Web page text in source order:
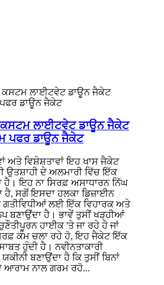
ਲਾਈਟਵੇਟ ਡਾਊਨ ਜੈਕੇਟ
ਪਫਰ ਡਾਊਨ ਜੈਕੇਟ
ਅਤੇ ਵਿਸ਼ੇਸ਼ਤਾਵਾਂ ਇਹ ਖਾਸ ਜੈਕੇਟ
ਉਤਸ਼ਾਹੀ ਦੇ ਅਲਮਾਰੀ ਵਿੱਚ ਇੱਕ
ਹੈ। ਇਹ ਨਾ ਸਿਰਫ਼ ਅਸਾਧਾਰਨ ਨਿੱਘ
ਹੈ, ਸਗੋਂ ਇਸਦਾ ਹਲਕਾ ਡਿਜ਼ਾਈਨ
ਲਈ ਇੱਕ ਵਿਹਾਰਕ ਅਤੇ
ਬਣਾਉਂਦਾ ਹੈ। ਭਾਵੇਂ ਤੁਸੀਂ ਖੜ੍ਹੀਆਂ
ਹਾਈਕ 'ਤੇ ਜਾ ਰਹੇ ਹੋ ਜਾਂ
ਕੰਮ ਚਲਾ ਰਹੇ ਹੋ, ਇਹ ਜੈਕੇਟ ਇੱਕ
ਹੁੰਦੀ ਹੈ। ਨਵੀਨਤਾਕਾਰੀ
ਬਣਾਉਂਦਾ ਹੈ ਕਿ ਤੁਸੀਂ ਬਿਨਾਂ
ਆਰਾਮ ਨਾਲ ਗਰਮ ਰਹੋ...